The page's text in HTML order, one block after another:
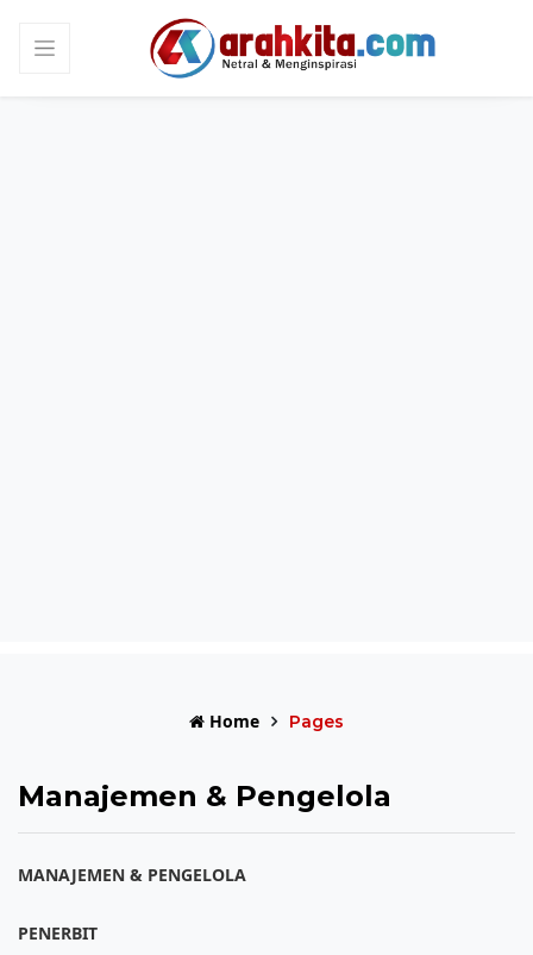
Home Pages
Manajemen & Pengelola
MANAJEMEN & PENGELOLA
PENERBIT